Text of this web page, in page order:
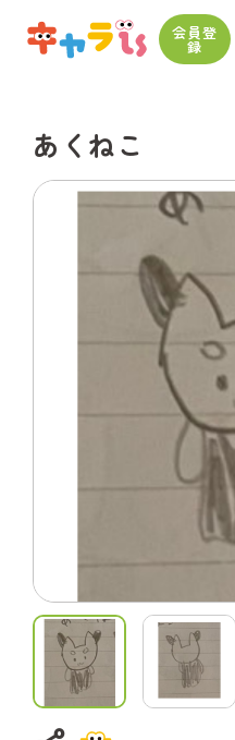
会員登
録
あくねこ